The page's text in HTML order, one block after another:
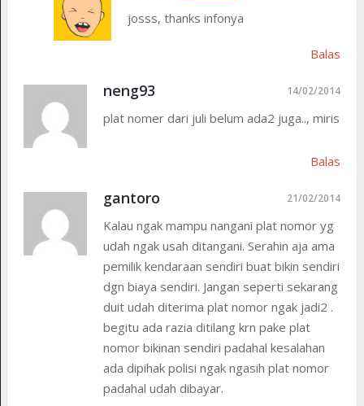
josss, thanks infonya
Balas
neng93 14/02/2014
plat nomer dari juli belum ada2 juga.., miris
Balas
gantoro 21/02/2014
Kalau ngak mampu nangani plat nomor yg
udah ngak usah ditangani. Serahin aja ama
pemilik kendaraan sendiri buat bikin sendiri
dgn biaya sendiri. Jangan seperti sekarang
duit udah diterima plat nomor ngak jadi2 .
begitu ada razia ditilang krn pake plat
nomor bikinan sendiri padahal kesalahan
ada dipihak polisi ngak ngasih plat nomor
padahal udah dibayar.